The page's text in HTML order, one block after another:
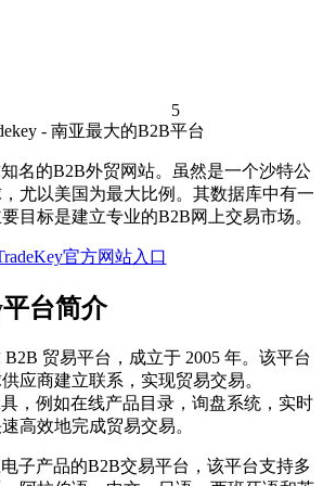
5
名的B2B外贸网站。虽然是一个沙特公
尤以美国为最大比例。其数据库中有一
目标是建立专业的B2B网上交易市场。
官方网站入口
台简介
B2B 贸易平台，成立于 2005 年。该平台
应商建立联系，实现贸易交易。
具，例如在线产品目录，询盘系统，实时
高效地完成贸易交易。
子产品的B2B交易平台，该平台支持多